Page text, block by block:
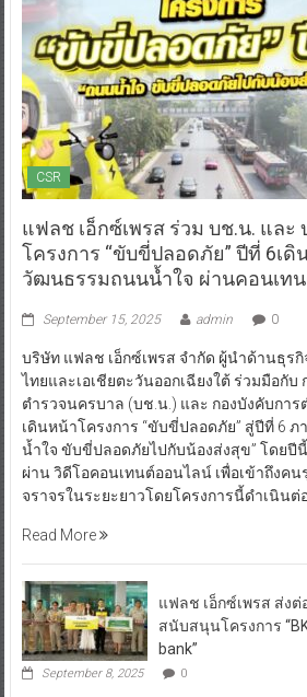
CSR
แฟลช เอ็กซ์เพรส ร่วม บช.น. และ
โครงการ “ขับขี่ปลอดภัย” ปีที่ 6เดิ
วัฒนธรรมถนนน้ำใจ ผ่านคอนเท
September 15, 2025 admin 0
บริษัท แฟลช เอ็กซ์เพรส จำกัด ผู้นำด้านธุร
ไทยและเอเชียตะวันออกเฉียงใต้ ร่วมมือกับ
ตำรวจนครบาล (บช.น.) และ กองบังคับการ
เดินหน้าโครงการ “ขับขี่ปลอดภัย” สู่ปีที่ 6
น้ำใจ ขับขี่ปลอดภัยไปกับน้องส่งสุข” โดยปี
ผ่าน วิดีโอคอนเทนต์ออนไลน์ เพื่อเข้าถึงค
จราจรในระยะยาวโดยโครงการนี้ดำเนินต่
Read More
แฟลช เอ็กซ์เพรส ส่ง
สนับสนุนโครงการ
bank”
September 8, 2025 0